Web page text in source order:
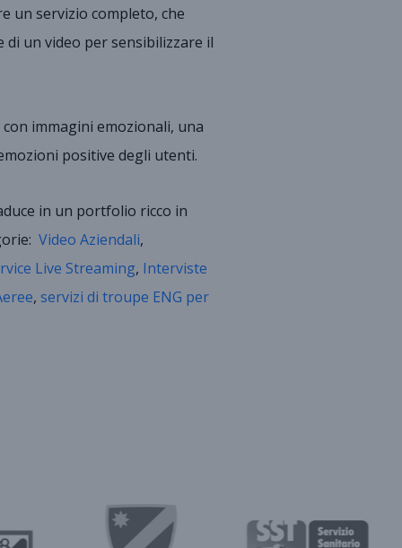
un servizio completo, che
un video per sensibilizzare il
immagini emozionali, una
positive degli utenti.
in un portfolio ricco in
Video Aziendali,
Live Streaming, Interviste
, servizi di troupe ENG per